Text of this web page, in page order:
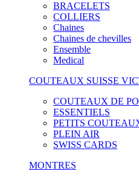
BRACELETS
COLLIERS
Chaines
Chaines de chevilles
Ensemble
Medical
COUTEAUX SUISSE
COUTEAUX DE
ESSENTIELS
PETITS
PLEIN AIR
SWISS CARDS
MONTRES